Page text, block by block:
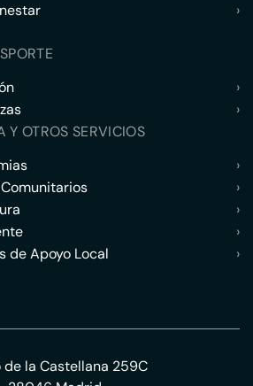
›
›
›
Y OTROS SERVICIOS
›
›
›
›
de Apoyo Local
›
de la Castellana 259C